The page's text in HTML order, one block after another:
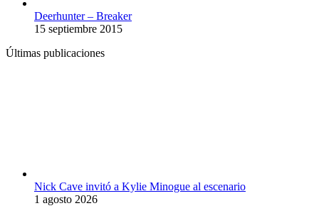
Deerhunter – Breaker
15 septiembre 2015
Últimas publicaciones
Nick Cave invitó a Kylie Minogue al escenario
1 agosto 2026